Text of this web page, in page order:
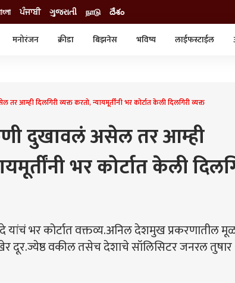
ਪੰਜਾਬੀ ગુજરાતી நாடு దేశం
मनोरंजन क्रीडा बिझनेस भविष्य लाईफस्टाईल
आम्ही दिलगिरी व्यक्त करतो, न्यायमूर्तींनी भर कोर्टात केली दिलगिरी व्यक्त
दुखावलं असेल तर आम्ही
भर कोर्टात केली
यांचं भर कोर्टात वक्तव्य.अनिल देशमुख प्रकरणातील
दूर.ज्येष्ठ वकील तसेच देशाचे सॉलिसिटर जनरल तुषार